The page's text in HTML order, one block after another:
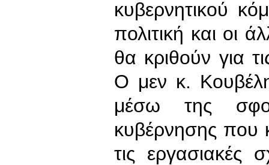
κυβερνητικού
πολιτική και οι
θα κριθούν για
Ο μεν κ.
μέσω της
κυβέρνησης που
τις εργασιακές